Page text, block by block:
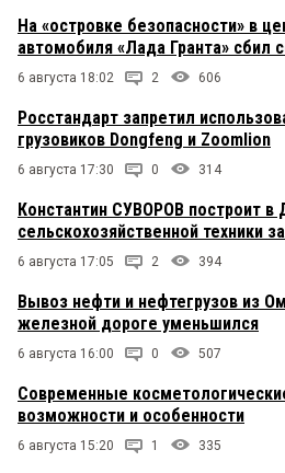
На «островке безопасности» в
автомобиля «Лада Гранта» сбил
6 августа 18:02 2 606
Росстандарт запретил
грузовиков Dongfeng и Zoomlion
6 августа 17:30 0 314
Константин СУВОРОВ построит в
сельскохозяйственной техники
6 августа 17:05 2 394
Вывоз нефти и нефтегрузов из
железной дороге уменьшился
6 августа 16:00 0 507
Современные
возможности и особенности
6 августа 15:20 1 335